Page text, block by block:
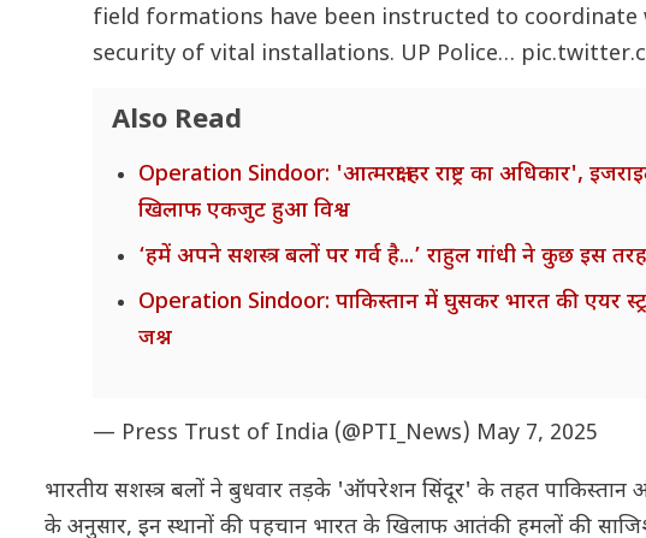
field formations have been instructed to
security of vital installations. UP Police…
Also Read
Operation Sindoor: 'आत्मरक्षा हर राष्ट्र का अधिकार',
खिलाफ एकजुट हुआ विश्व
‘हमें अपने सशस्त्र बलों पर गर्व है...’ राहुल गांधी ने कुछ इस
Operation Sindoor: पाकिस्तान में घुसकर भारत की एयर
जश्न
— Press Trust of India (@PTI_News) May 7, 2025
भारतीय सशस्त्र बलों ने बुधवार तड़के 'ऑपरेशन सिंदूर' के तहत पाकिस्तान
के अनुसार, इन स्थानों की पहचान भारत के खिलाफ आतंकी हमलों की